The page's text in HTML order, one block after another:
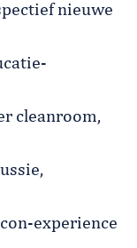
nieuwe
cleanroom,
experience